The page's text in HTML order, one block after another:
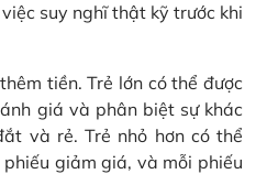
suy nghĩ thật kỹ trước khi
tiền. Trẻ lớn có thể được
giá và phân biệt sự khác
và rẻ. Trẻ nhỏ hơn có thể
giảm giá, và mỗi phiếu